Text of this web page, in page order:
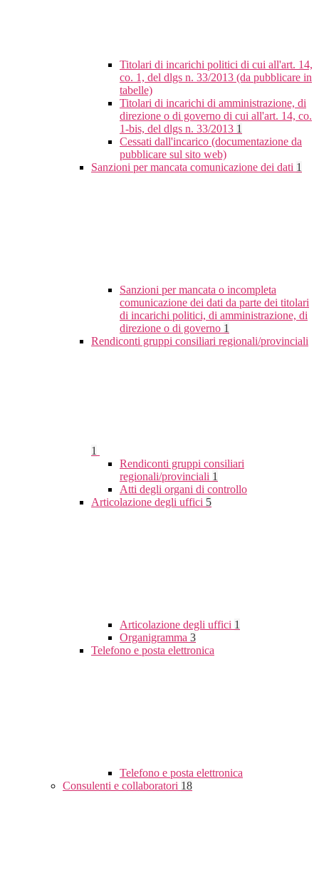
Titolari di incarichi politici di cui all'art. 14,
co. 1, del dlgs n. 33/2013 (da pubblicare in
tabelle)
Titolari di incarichi di amministrazione, di
direzione o di governo di cui all'art. 14, co.
1-bis, del dlgs n. 33/2013 1
Cessati dall'incarico (documentazione da
pubblicare sul sito web)
Sanzioni per mancata comunicazione dei dati 1
Sanzioni per mancata o incompleta
comunicazione dei dati da parte dei titolari
di incarichi politici, di amministrazione, di
direzione o di governo 1
Rendiconti gruppi consiliari regionali/provinciali
1
Rendiconti gruppi consiliari
regionali/provinciali 1
Atti degli organi di controllo
Articolazione degli uffici 5
Articolazione degli uffici 1
Organigramma 3
Telefono e posta elettronica
Telefono e posta elettronica
Consulenti e collaboratori 18